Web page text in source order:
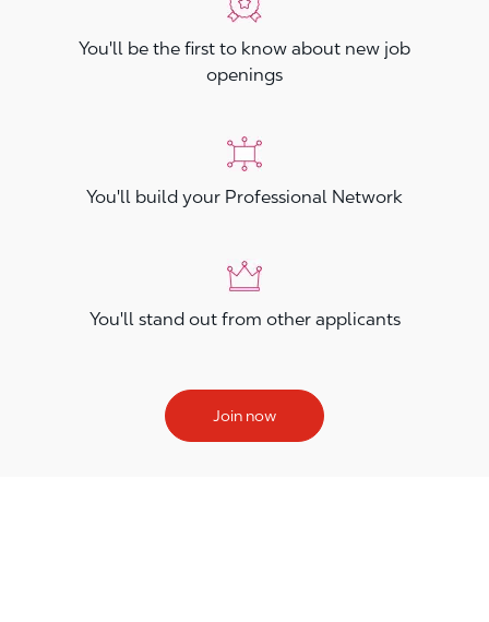
You'll be the first to know about new job
openings
You'll build your Professional Network
You'll stand out from other applicants
Join now